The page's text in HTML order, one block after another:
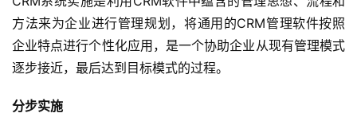
方法来为企业进行管理规划，将通用的CRM管理软件按照
企业特点进行个性化应用，是一个协助企业从现有管理模式
逐步接近，最后达到目标模式的过程。
分步实施